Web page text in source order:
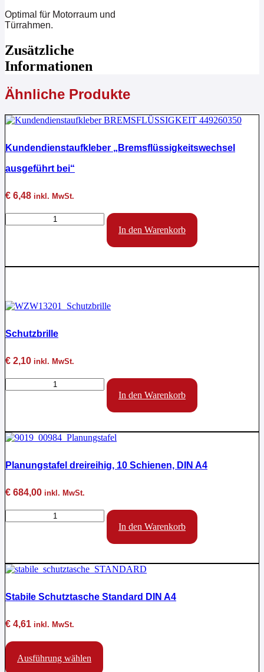
Optimal für Motorraum und
Türrahmen.
Zusätzliche
Informationen
Ähnliche Produkte
Kundendienstaufkleber „Bremsflüssigkeitswechsel
ausgeführt bei“
€ 6,48 inkl. MwSt.
Kundendienstaufkleber
"Bremsflüssigkeitswechsel
In den Warenkorb
Schutzbrille
€ 2,10 inkl. MwSt.
Menge
In den Warenkorb
Planungstafel dreireihig, 10 Schienen, DIN A4
€ 684,00 inkl. MwSt.
Planungstafel
dreireihig,
A4
In den Warenkorb
Stabile Schutztasche Standard DIN A4
€ 4,61 inkl. MwSt.
Ausführung wählen
Dieses
weist